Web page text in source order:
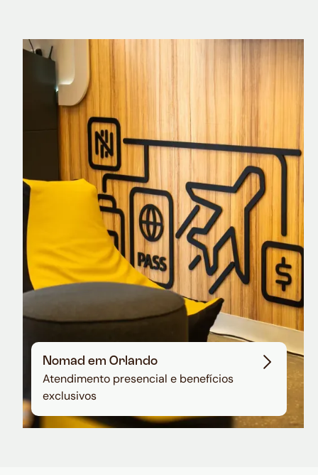
Nomad Explorer
Cartão de crédito brasileiro com cashback
em dólar
Nomad em Orlando
Atendimento presencial e benefícios
exclusivos